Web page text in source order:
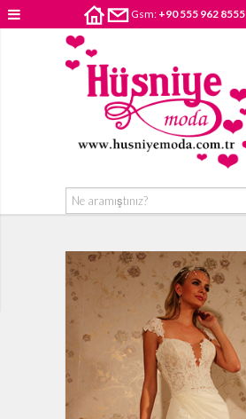
Gsm: +90 555 962 8555